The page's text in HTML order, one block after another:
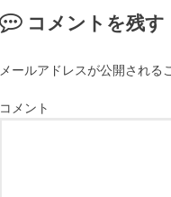
コメントを残す
メールアドレスが公開される
コメント